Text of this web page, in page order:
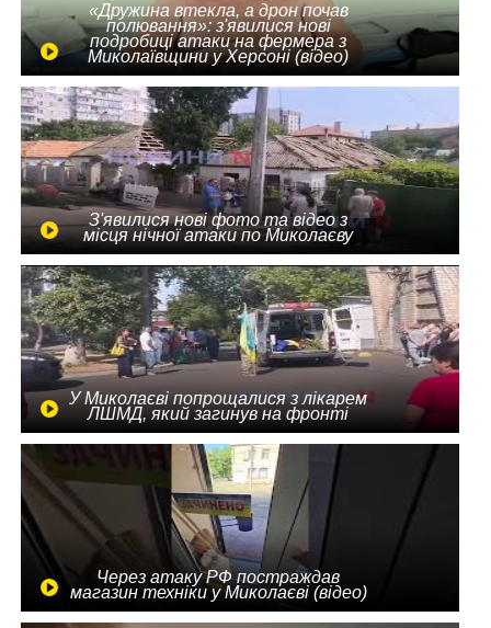
«Дружина втекла, а дрон почав
полювання»: з'явилися нові
подробиці атаки на фермера з
Миколаївщини у Херсоні (відео)
З'явилися нові фото та відео з
місця нічної атаки по Миколаєву
У Миколаєві попрощалися з лікарем
ЛШМД, який загинув на фронті
Через атаку РФ постраждав
магазин техніки у Миколаєві (відео)